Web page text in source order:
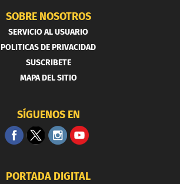
SOBRE NOSOTROS
SERVICIO AL USUARIO
POLITICAS DE PRIVACIDAD
SUSCRIBETE
MAPA DEL SITIO
SÍGUENOS EN
PORTADA DIGITAL